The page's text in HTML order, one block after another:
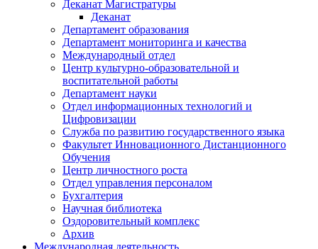
Деканат Магистратуры
Деканат
Департамент образования
Департамент мониторинга и качества
Международный отдел
Центр культурно-образовательной и
воспитательной работы
Департамент науки
Отдел информационных технологий и
Цифровизации
Служба по развитию государственного языка
Факультет Инновационного Дистанционного
Обучения
Центр личностного роста
Отдел управления персоналом
Бухгалтерия
Научная библиотека
Оздоровительный комплекс
Архив
Международная деятельность